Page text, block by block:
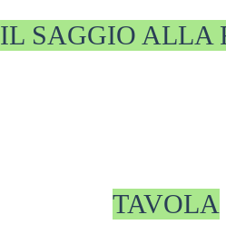
IL SAGGIO ALLA
TAVOLA